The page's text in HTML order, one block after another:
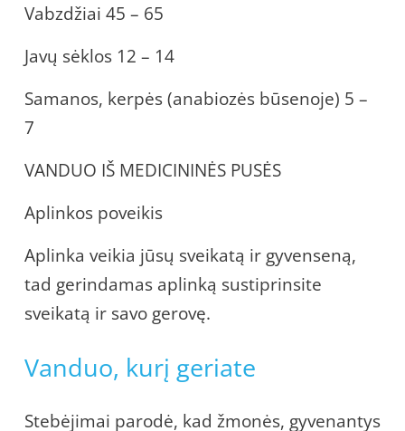
Vabzdžiai 45 – 65
Javų sėklos 12 – 14
Samanos, kerpės (anabiozės būsenoje) 5 –
7
VANDUO IŠ MEDICININĖS PUSĖS
Aplinkos poveikis
Aplinka veikia jūsų sveikatą ir gyvenseną,
tad gerindamas aplinką sustiprinsite
sveikatą ir savo gerovę.
Vanduo, kurį geriate
Stebėjimai parodė, kad žmonės, gyvenantys